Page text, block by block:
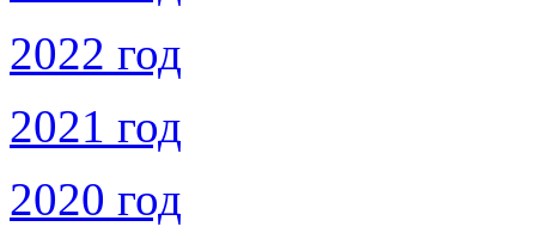
2022 год
2021 год
2020 год